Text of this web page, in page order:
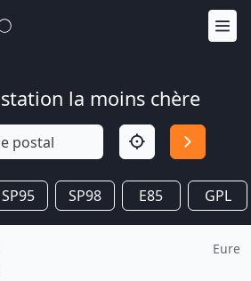
la moins chère
SP95 SP98 E85 GPL
Eure